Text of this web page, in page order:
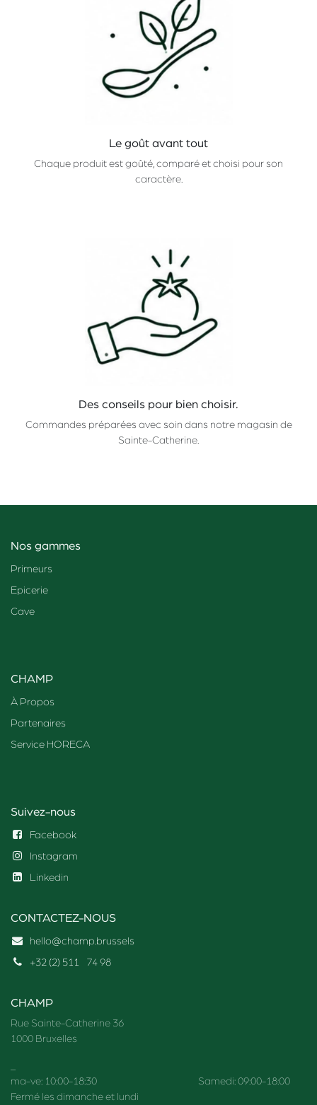
Le goût avant tout
Chaque produit est goûté, comparé et choisi pour son
caractère.
Des conseils pour bien choisir.
Commandes préparées avec soin dans notre magasin de
Sainte-Catherine.
Nos gammes
Primeurs
Epicerie
Cave
CHAMP
À Propos
Partenaires
Service HORECA
Suivez-nous
Facebook
Instagram
Linkedin
CONTACTEZ-NOUS
hello@champ.brussels
+32 (2) 511 74 98
CHAMP
Rue Sainte-Catherine 36
1000 Bruxelles
ma-ve: 10:00-18:30 Samedi: 09:00-18:00
Fermé les dimanche et lundi